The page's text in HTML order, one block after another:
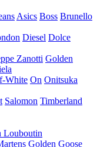
Asics Boss Brunello
Diesel Dolce
Zanotti Golden
White On Onitsuka
Salomon Timberland
Louboutin
Golden Goose